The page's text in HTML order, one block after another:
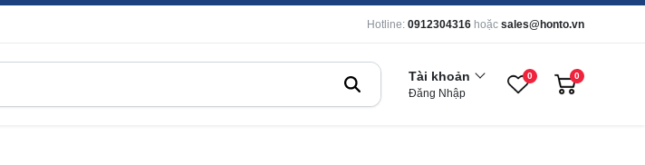
Hotline: 0912304316 hoặc sales@honto.vn
Tài khoản
Đăng Nhập
0 0